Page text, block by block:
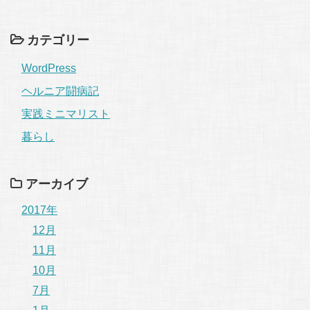
カテゴリー
WordPress
ヘルニア闘病記
実践ミニマリスト
暮らし
アーカイブ
2017年
12月
11月
10月
7月